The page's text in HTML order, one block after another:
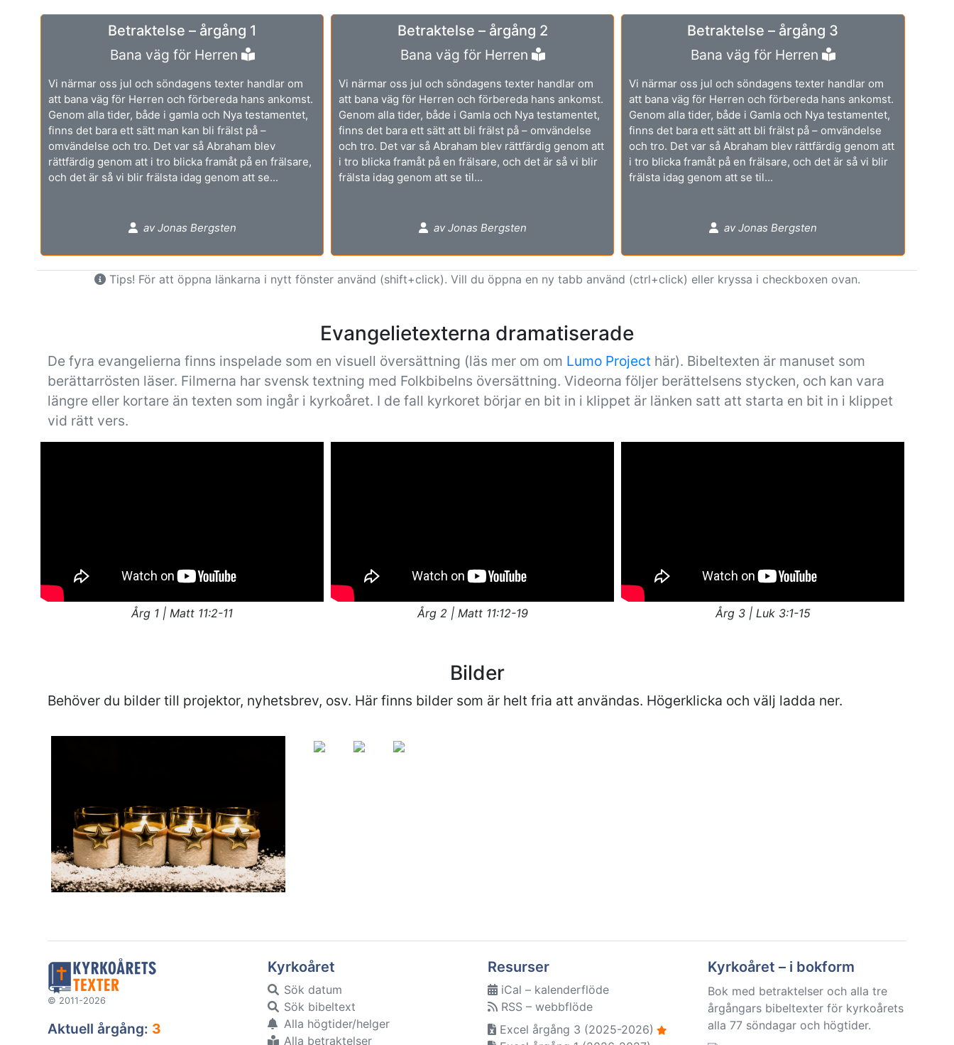
Betraktelse – årgång 1
Bana väg för Herren
Vi närmar oss jul och söndagens texter handlar om
att bana väg för Herren och förbereda hans ankomst.
Genom alla tider, både i gamla och Nya testamentet,
finns det bara ett sätt man kan bli frälst på –
omvändelse och tro. Det var så Abraham blev
rättfärdig genom att i tro blicka framåt på en frälsare,
och det är så vi blir frälsta idag genom att se...
av Jonas Bergsten
Betraktelse – årgång 2
Bana väg för Herren
Vi närmar oss jul och söndagens texter handlar om
att bana väg för Herren och förbereda hans ankomst.
Genom alla tider, både i Gamla och Nya testamentet,
finns det bara ett sätt att bli frälst på – omvändelse
och tro. Det var så Abraham blev rättfärdig genom att
i tro blicka framåt på en frälsare, och det är så vi blir
frälsta idag genom att se til...
av Jonas Bergsten
Betraktelse – årgång 3
Bana väg för Herren
Vi närmar oss jul och söndagens texter handlar om
att bana väg för Herren och förbereda hans ankomst.
Genom alla tider, både i Gamla och Nya testamentet,
finns det bara ett sätt att bli frälst på – omvändelse
och tro. Det var så Abraham blev rättfärdig genom att
i tro blicka framåt på en frälsare, och det är så vi blir
frälsta idag genom att se til...
av Jonas Bergsten
Tips! För att öppna länkarna i nytt fönster använd (shift+click). Vill du öppna en ny tabb använd (ctrl+click) eller kryssa i checkboxen ovan.
Evangelietexterna dramatiserade
De fyra evangelierna finns inspelade som en visuell översättning (läs mer om om Lumo Project här). Bibeltexten är manuset som
berättarrösten läser. Filmerna har svensk textning med Folkbibelns översättning. Videorna följer berättelsens stycken, och kan vara
längre eller kortare än texten som ingår i kyrkoåret. I de fall kyrkoret börjar en bit in i klippet är länken satt att starta en bit in i klippet
vid rätt vers.
Årg 1 | Matt 11:2-11 Årg 2 | Matt 11:12-19 Årg 3 | Luk 3:1-15
Bilder
Behöver du bilder till projektor, nyhetsbrev, osv. Här finns bilder som är helt fria att användas. Högerklicka och välj ladda ner.
© 2011-2026
Aktuell årgång: 3
Kyrkoåret
Sök datum
Sök bibeltext
Alla högtider/helger
Alla betraktelser
Resurser
iCal – kalenderflöde
RSS – webbflöde
Excel årgång 3 (2025-2026)
Kyrkoåret – i bokform
Bok med betraktelser och alla tre
årgångars bibeltexter för kyrkoårets
alla 77 söndagar och högtider.